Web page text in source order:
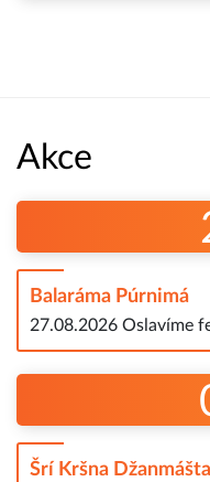
Akce
Balaráma Púrnimá
27.08.2026 Oslavíme
Šrí Kršna